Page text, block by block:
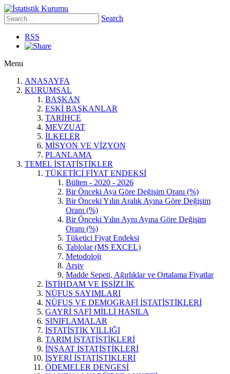
Search
RSS
Menu
ANASAYFA
KURUMSAL
BAŞKAN
ESKİ BAŞKANLAR
TARİHÇE
MEVZUAT
İLKELER
MİSYON VE VİZYON
PLANLAMA
TEMEL İSTATİSTİKLER
TÜKETİCİ FİYAT ENDEKSİ
Bülten - 2020 - 2026
Bir Önceki Aya Göre Değişim Oranı (%)
Bir Önceki Yılın Aralık Ayına Göre Değişim
Oranı (%)
Bir Önceki Yılın Aynı Ayına Göre Değişim
Oranı (%)
Tüketici Fiyat Endeksi
Tablolar (MS EXCEL)
Metodoloji
Arşiv
Madde Sepeti, Ağırlıklar ve Ortalama Fiyatlar
İSTİHDAM VE İŞSİZLİK
NÜFUS SAYIMLARI
NÜFUS VE DEMOGRAFİ İSTATİSTİKLERİ
GAYRİ SAFİ MİLLİ HASILA
SINIFLAMALAR
İSTATİSTİK YILLIĞI
TARIM İSTATİSTİKLERİ
İNŞAAT İSTATİSTİKLERİ
İŞYERİ İSTATİSTİKLERİ
ÖDEMELER DENGESİ